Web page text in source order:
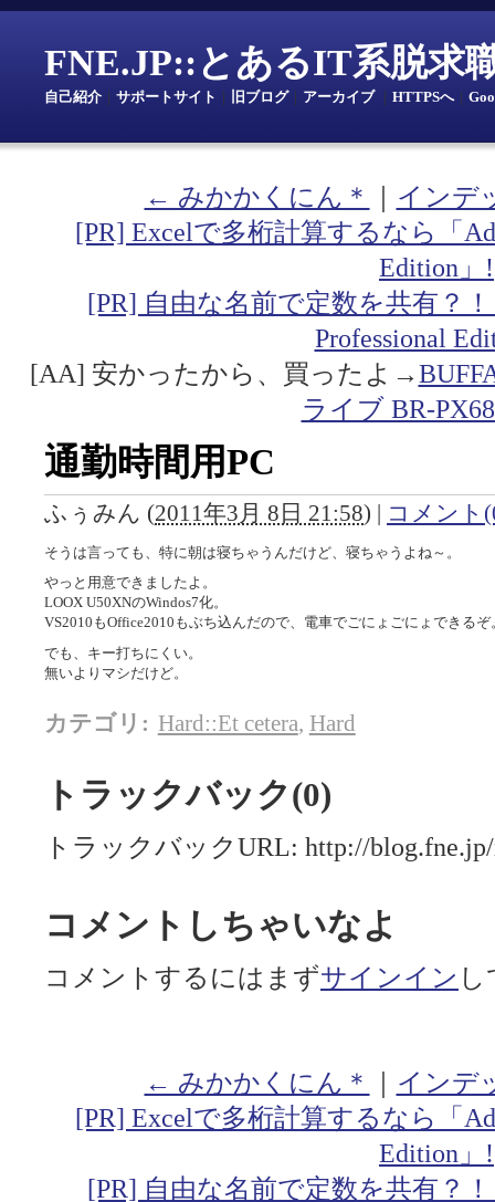
FNE.JP::とあるIT系脱求
自己紹介 サポートサイト 旧ブログ｜ アーカイブ｜ HTTPSへ｜
← みかかくにん＊
インデ
[PR] Excelで多桁計算するなら「
Edition」!
[PR] 自由な名前で定数を共有？
Professional
[AA] 安かったから、買ったよ→
ライブ BR-
通勤時間用PC
ふぅみん (2011年3月 8日 21:58) | コメント
そうは言っても、特に朝は寝ちゃうんだけど、寝ちゃうよね～。
やっと用意できましたよ。
LOOX U50XNのWindos7化。
VS2010もOffice2010もぶち込んだので、電車でごにょごにょできるぞ
でも、キー打ちにくい。
無いよりマシだけど。
カテゴリ : Hard::Et cetera, Hard
トラックバック(0)
トラックバックURL: http://
コメントしちゃいなよ
コメントするにはまずサインイン
← みかかくにん＊ ｜ インデ
[PR] Excelで多桁計算するなら「
Edition」!
[PR] 自由な名前で定数を共有？